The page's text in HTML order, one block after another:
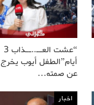
“عشت العــ..ــذاب 3
أيام”الطفل أيوب يخرج
عن صمته…
اخبار